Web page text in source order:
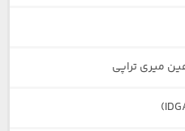
میری تراپی